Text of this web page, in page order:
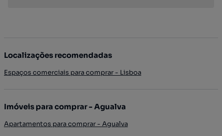
Localizações recomendadas
Espaços comerciais para comprar - Lisboa
Imóveis para comprar - Agualva
Apartamentos para comprar - Agualva